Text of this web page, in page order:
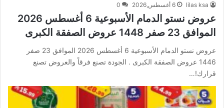
lilas ksa 6 أغسطس,2026 0
عروض نستو الدمام الأسبوعية 6 أغسطس 2026
الموافق 23 صفر 1448 عروض الصفقة الكبرى
عروض نستو الدمام الأسبوعية 6 أغسطس 2026 الموافق 23 صفر
1446 عروض الصفقة الكبرى . الجودة تصنع فرقاً والعروض تصنع
قرارك!…